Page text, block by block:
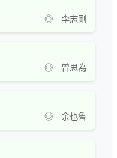
◎ 李志剛
◎ 曾思為
◎ 余也魯